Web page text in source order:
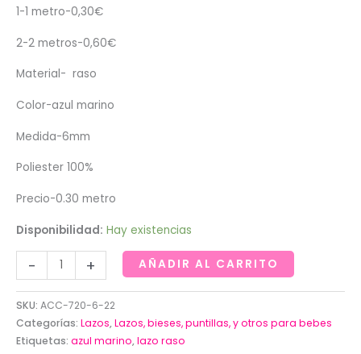
1-1 metro-0,30€
2-2 metros-0,60€
Material- raso
Color-azul marino
Medida-6mm
Poliester 100%
Precio-0.30 metro
Disponibilidad: Hay existencias
-
color
azul
marino
de
+ AÑADIR AL CARRITO
SKU: ACC-720-6-22
Categorías: Lazos,Lazos, bieses, puntillas, y otros para bebes
Etiquetas: azul marino,lazo raso